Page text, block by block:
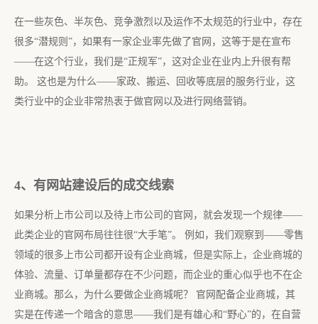
在一些灰色、半灰色、竞争激烈以及运作不太规范的行业中，存在
很多“潜规则”，如果有一家企业率先做了官网，这等于是在宣布
——在这个行业，我们是“正规军”，这对企业在业内上升很有帮
助。 这也是为什么——家政、搬运、回收等底层的服务行业，这
类行业中的企业非常热衷于做官网以及进行网络营销。
4、 有网站建设后的成交线索
如果分析上市公司以及待上市公司的官网，就会发现一个规律——
此类企业的官网布局往往很“大手笔”。 例如，我们观察到——零售
领域的很多上市公司都开设有企业商城，但是实际上，企业商城的
体验、流量、订单量都存在不少问题，而企业的重心似乎也不在企
业商城。那么，为什么要做企业商城呢？ 官网配备企业商城，其
实是在传递一个暗含的意思——我们是有雄心和“野心”的，在自营